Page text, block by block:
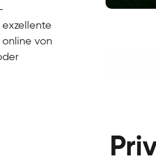
von
Klavier /
Klavier /